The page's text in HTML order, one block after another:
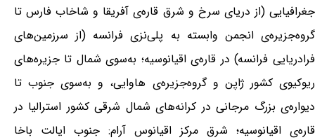
جغرافیایی (از دریای سرخ و شرق قاره‌ی آفریقا و شاخاب فارس تا
گروه‌جزیره‌ی انجمن وابسته به پلی‌نزی فرانسه (از سرزمین‌های
فرادریایی فرانسه) در قاره‌ی اقیانوسیه؛ به‌سوی شمال تا جزیره‌های
ریوکیوی کشور ژاپن و گروه‌جزیره‌ی هاوایی، و به‌سوی جنوب تا
دیواره‌ی بزرگ مرجانی در کرانه‌های شمال شرقی کشور استرالیا در
قاره‌ی اقیانوسیه؛ شرق مرکز اقیانوس آرام: جنوب ایالت باخا